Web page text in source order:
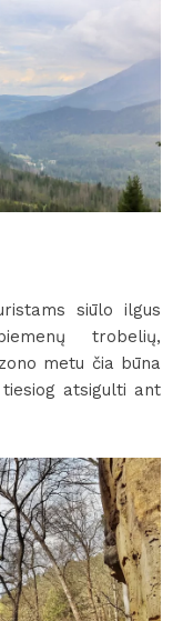
siūlo ilgus
trobelių,
metu čia būna
atsigulti ant